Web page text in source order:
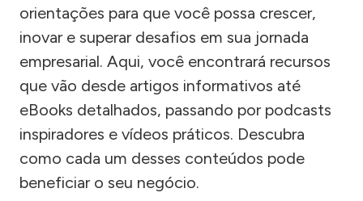
orientações para que você possa crescer,
inovar e superar desafios em sua jornada
empresarial. Aqui, você encontrará recursos
que vão desde artigos informativos até
eBooks detalhados, passando por podcasts
inspiradores e vídeos práticos. Descubra
como cada um desses conteúdos pode
beneficiar o seu negócio.